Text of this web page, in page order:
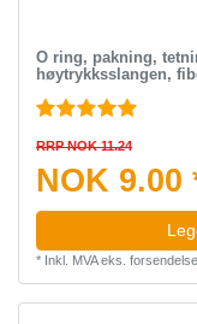
O ring, pakning,
høytrykksslangen,
RRP NOK 11.24
NOK 9.00
* Inkl. MVAeks. forsendelse